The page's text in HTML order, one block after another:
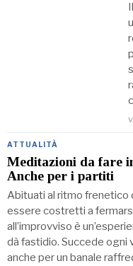
ATTUALITÀ
Meditazioni da fare
Anche per i partiti
Abituati al ritmo frenetico
essere costretti a
all’improvviso è
dà fastidio. Succede ogni
anche per un banale